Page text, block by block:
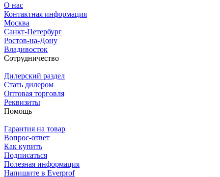
О нас
Контактная информация
Москва
Санкт-Петербург
Ростов-на-Дону
Владивосток
Сотрудничество
Дилерский раздел
Стать дилером
Оптовая торговля
Реквизиты
Помощь
Гарантия на товар
Вопрос-ответ
Как купить
Подписаться
Полезная информация
Напишите в Everprof